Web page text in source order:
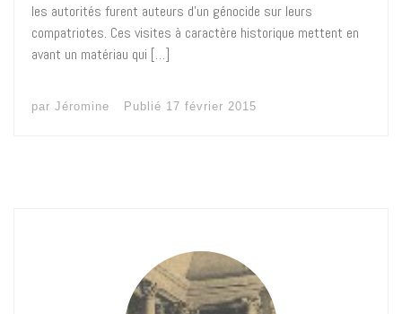
les autorités furent auteurs d’un génocide sur leurs
compatriotes. Ces visites à caractère historique mettent en
avant un matériau qui […]
par Jéromine Publié 17 février 2015